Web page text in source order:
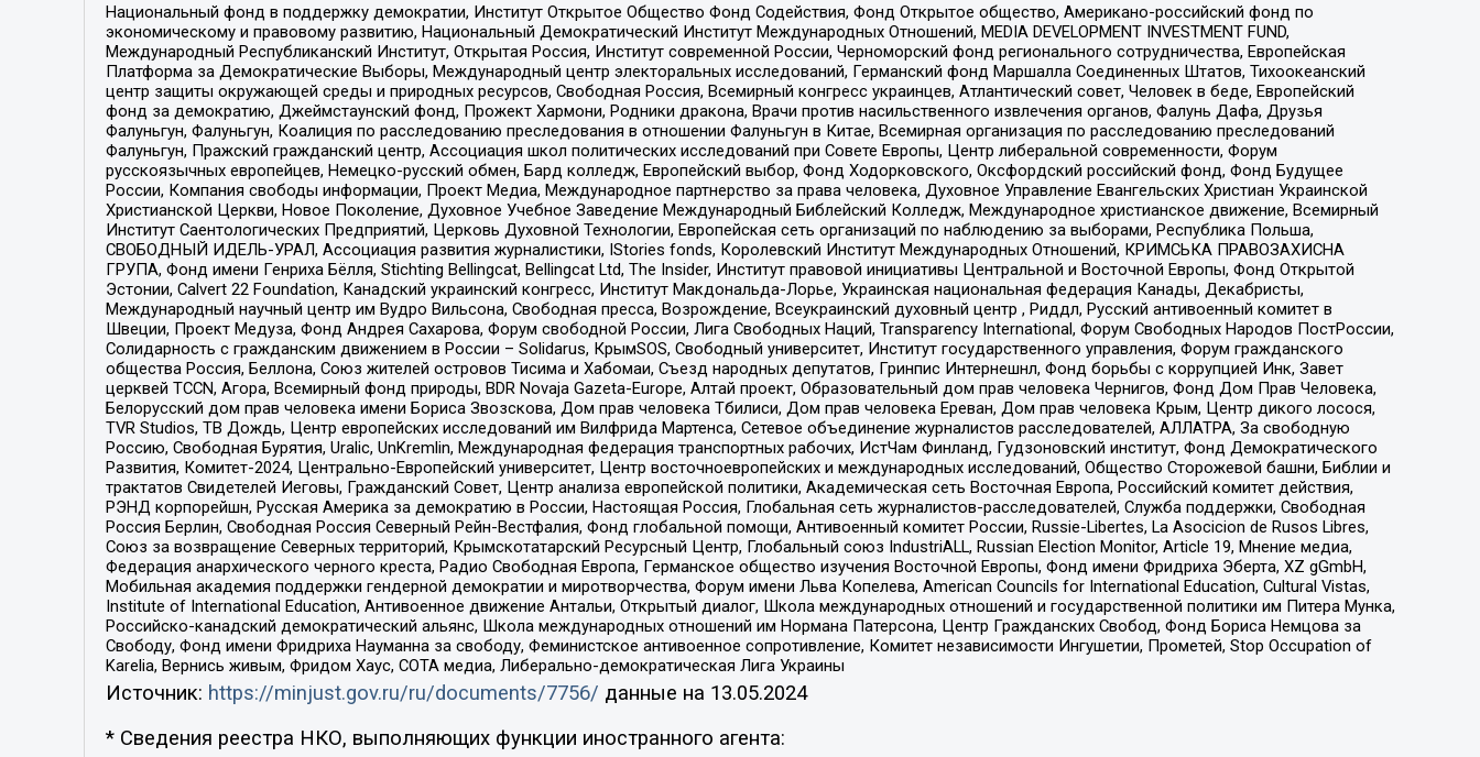
Национальный фонд в поддержку демократии, Институт Открытое Общество Фонд Содействия, Фонд Открытое общество, Американо-российский фонд по
экономическому и правовому развитию, Национальный Демократический Институт Международных Отношений, MEDIA DEVELOPMENT INVESTMENT FUND,
Международный Республиканский Институт, Открытая Россия, Институт современной России, Черноморский фонд регионального сотрудничества, Европейская
Платформа за Демократические Выборы, Международный центр электоральных исследований, Германский фонд Маршалла Соединенных Штатов, Тихоокеанский
центр защиты окружающей среды и природных ресурсов, Свободная Россия, Всемирный конгресс украинцев, Атлантический совет, Человек в беде, Европейский
фонд за демократию, Джеймстаунский фонд, Прожект Хармони, Родники дракона, Врачи против насильственного извлечения органов, Фалунь Дафа, Друзья
Фалуньгун, Фалуньгун, Коалиция по расследованию преследования в отношении Фалуньгун в Китае, Всемирная организация по расследованию преследований
Фалуньгун, Пражский гражданский центр, Ассоциация школ политических исследований при Совете Европы, Центр либеральной современности, Форум
русскоязычных европейцев, Немецко-русский обмен, Бард колледж, Европейский выбор, Фонд Ходорковского, Оксфордский российский фонд, Фонд Будущее
России, Компания свободы информации, Проект Медиа, Международное партнерство за права человека, Духовное Управление Евангельских Христиан Украинской
Христианской Церкви, Новое Поколение, Духовное Учебное Заведение Международный Библейский Колледж, Международное христианское движение, Всемирный
Институт Саентологических Предприятий, Церковь Духовной Технологии, Европейская сеть организаций по наблюдению за выборами, Республика Польша,
СВОБОДНЫЙ ИДЕЛЬ-УРАЛ, Ассоциация развития журналистики, IStories fonds, Королевский Институт Международных Отношений, КРИМСЬКА ПРАВОЗАХИСНА
ГРУПА, Фонд имени Генриха Бёлля, Stichting Bellingcat, Bellingcat Ltd, The Insider, Институт правовой инициативы Центральной и Восточной Европы, Фонд Открытой
Эстонии, Calvert 22 Foundation, Канадский украинский конгресс, Институт Макдональда-Лорье, Украинская национальная федерация Канады, Декабристы,
Международный научный центр им Вудро Вильсона, Свободная пресса, Возрождение, Всеукраинский духовный центр , Риддл, Русский антивоенный комитет в
Швеции, Проект Медуза, Фонд Андрея Сахарова, Форум свободной России, Лига Свободных Наций, Transparеncy International, Форум Свободных Народов ПостРоссии,
Солидарность с гражданским движением в России – Solidarus, КрымSOS, Свободный университет, Институт государственного управления, Форум гражданского
общества Россия, Беллона, Союз жителей островов Тисима и Хабомаи, Съезд народных депутатов, Гринпис Интернешнл, Фонд борьбы с коррупцией Инк, Завет
церквей TCCN, Агора, Всемирный фонд природы, BDR Novaja Gazeta-Europe, Алтай проект, Образовательный дом прав человека Чернигов, Фонд Дом Прав Человека,
Белорусский дом прав человека имени Бориса Звозскова, Дом прав человека Тбилиси, Дом прав человека Ереван, Дом прав человека Крым, Центр дикого лосося,
TVR Studios, ТВ Дождь, Центр европейских исследований им Вилфрида Мартенса, Сетевое объединение журналистов расследователей, АЛЛАТРА, За свободную
Россию, Свободная Бурятия, Uralic, UnKremlin, Международная федерация транспортных рабочих, ИстЧам Финланд, Гудзоновский институт, Фонд Демократического
Развития, Комитет-2024, Центрально-Европейский университет, Центр восточноевропейских и международных исследований, Общество Сторожевой башни, Библии и
трактатов Свидетелей Иеговы, Гражданский Совет, Центр анализа европейской политики, Академическая сеть Восточная Европа, Российский комитет действия,
РЭНД корпорейшн, Русская Америка за демократию в России, Настоящая Россия, Глобальная сеть журналистов-расследователей, Служба поддержки, Свободная
Россия Берлин, Свободная Россия Северный Рейн-Вестфалия, Фонд глобальной помощи, Антивоенный комитет России, Russie-Libertes, La Asocicion de Rusos Libres,
Союз за возвращение Северных территорий, Крымскотатарский Ресурсный Центр, Глобальный союз IndustriALL, Russian Election Monitor, Article 19, Мнение медиа,
Федерация анархического черного креста, Радио Свободная Европа, Германское общество изучения Восточной Европы, Фонд имени Фридриха Эберта, XZ gGmbH,
Мобильная академия поддержки гендерной демократии и миротворчества, Форум имени Льва Копелева, American Councils for International Education, Cultural Vistas,
Institute of International Education, Антивоенное движение Антальи, Открытый диалог, Школа международных отношений и государственной политики им Питера Мунка,
Российско-канадский демократический альянс, Школа международных отношений им Нормана Патерсона, Центр Гражданских Свобод, Фонд Бориса Немцова за
Свободу, Фонд имени Фридриха Науманна за свободу, Феминистское антивоенное сопротивление, Комитет независимости Ингушетии, Прометей, Stop Occupation of
Karelia, Вернись живым, Фридом Хаус, СОТА медиа, Либерально-демократическая Лига Украины
Источник: https://minjust.gov.ru/ru/documents/7756/ данные на 13.05.2024
* Сведения реестра НКО, выполняющих функции иностранного агента: